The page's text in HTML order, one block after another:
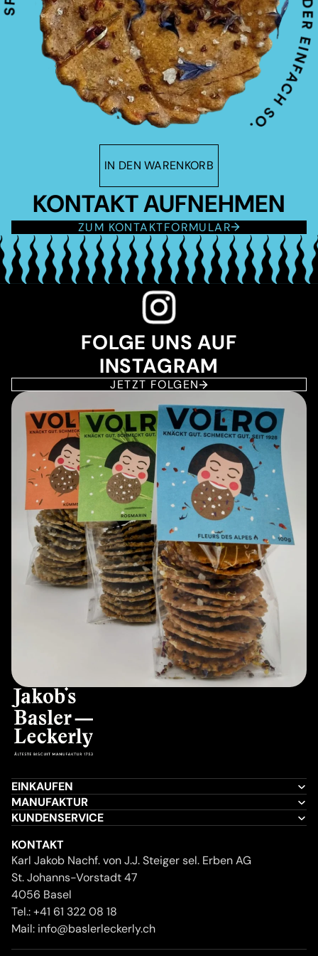
IN DEN WARENKORB
KONTAKT AUFNEHMEN
ZUM KONTAKTFORMULAR
FOLGE UNS AUF
INSTAGRAM
JETZT FOLGEN
EINKAUFEN
MANUFAKTUR
KUNDENSERVICE
KONTAKT
Karl Jakob Nachf. von J.J. Steiger sel. Erben AG
St. Johanns-Vorstadt 47
4056 Basel
Tel.:+41 61 322 08 18
Mail: info@baslerleckerly.ch